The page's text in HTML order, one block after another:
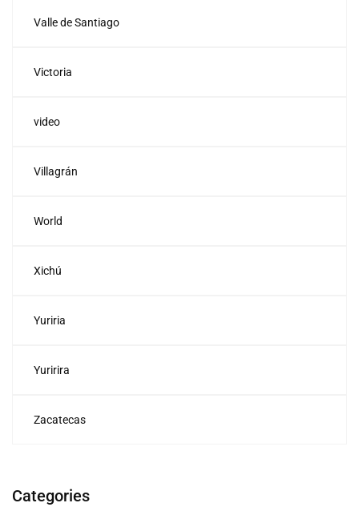
Valle de Santiago
Victoria
video
Villagrán
World
Xichú
Yuriria
Yuririra
Zacatecas
Categories